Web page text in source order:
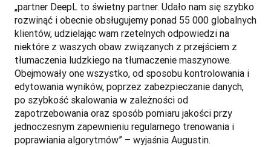
„partner DeepL to świetny partner. Udało nam się szybko
rozwinąć i obecnie obsługujemy ponad 55 000 globalnych
klientów, udzielając wam rzetelnych odpowiedzi na
niektóre z waszych obaw związanych z przejściem z
tłumaczenia ludzkiego na tłumaczenie maszynowe.
Obejmowały one wszystko, od sposobu kontrolowania i
edytowania wyników, poprzez zabezpieczanie danych,
po szybkość skalowania w zależności od
zapotrzebowania oraz sposób pomiaru jakości przy
jednoczesnym zapewnieniu regularnego trenowania i
poprawiania algorytmów” – wyjaśnia Augustin.